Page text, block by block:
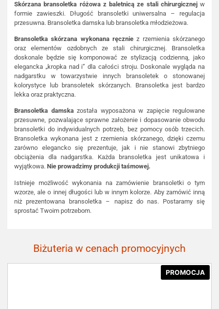
Skórzana bransoletka różowa z baletnicą ze stali chirurgicznejw
formie zawieszki. Długość bransoletki uniwersalna – regulacja
przesuwna. Bransoletka damska lub bransoletka młodzieżowa.
Bransoletka skórzana wykonana ręcznie z rzemienia skórzanego
oraz elementów ozdobnych ze stali chirurgicznej. Bransoletka
doskonale będzie się komponować ze stylizacją codzienną, jako
elegancka „kropka nad i” dla całości stroju. Doskonale wygląda na
nadgarstku w towarzystwie innych bransoletek o stonowanej
kolorystyce lub bransoletek skórzanych. Bransoletka jest bardzo
lekka oraz praktyczna.
Bransoletka damskazostała wyposażona w zapięcie regulowane
przesuwne, pozwalające sprawne założenie i dopasowanie obwodu
bransoletki do indywidualnych potrzeb, bez pomocy osób trzecich.
Bransoletka wykonana jest z rzemienia skórzanego, dzięki czemu
zarówno elegancko się prezentuje, jak i nie stanowi zbytniego
obciążenia dla nadgarstka. Każda bransoletka jest unikatowa i
wyjątkowa. Nie prowadzimy produkcji taśmowej.
Istnieje możliwość wykonania na zamówienie bransoletki o tym
wzorze, ale o innej długości lub w innym kolorze. Aby zamówić inną
niż prezentowana bransoletka – napisz do nas. Postaramy się
sprostać Twoim potrzebom.
Biżuteria w cenach promocyjnych
PROMOCJA